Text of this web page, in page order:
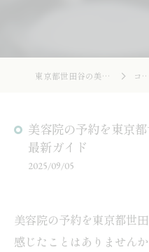
東京都世田谷の美容院ならLibcolor コラム
美容院の予約を東京
最新ガイド
2025/09/05
美容院の予約を東京都世
感じたことはありません